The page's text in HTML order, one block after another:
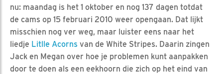
nu: maandag is het 1 oktober en nog 137 dagen totdat
de cams op 15 februari 2010 weer opengaan. Dat lijkt
misschien nog ver weg, maar luister eens naar het
liedje Litlle Acorns van de White Stripes. Daarin zingen
Jack en Megan over hoe je problemen kunt aanpakken
door te doen als een eekhoorn die zich op het eind van